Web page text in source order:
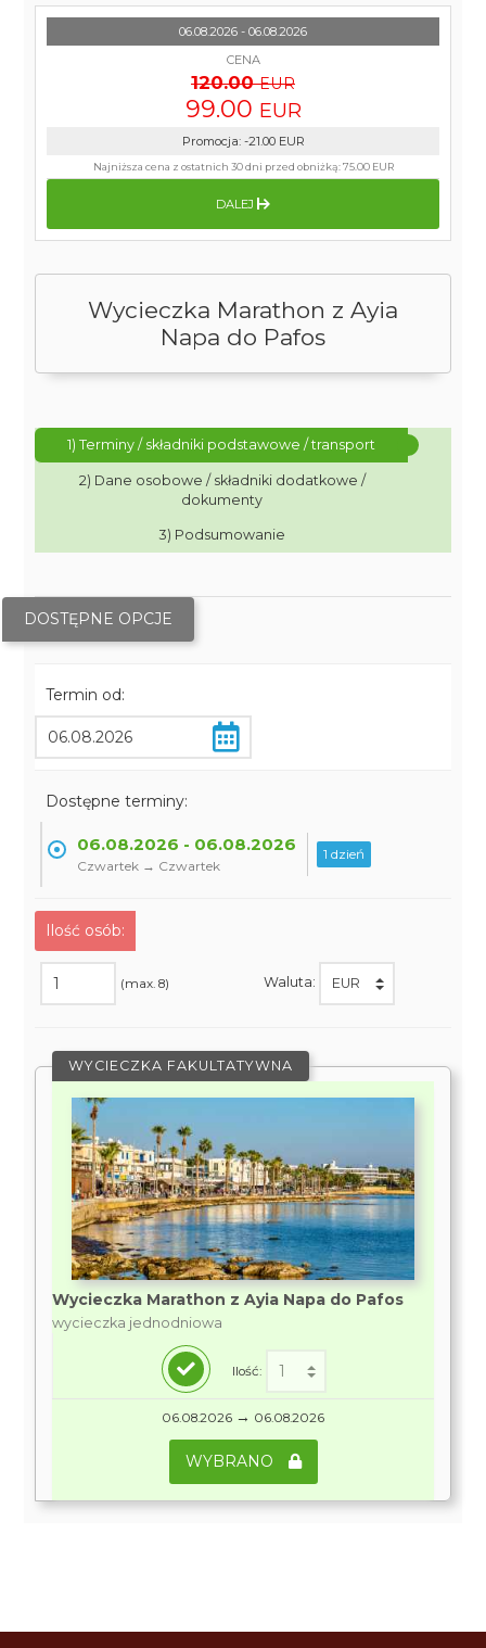
Wycieczka Marathon z Ayia
Napa do Pafos
1) Terminy / składniki podstawowe / transport
2) Dane osobowe / składniki dodatkowe /
dokumenty
3) Podsumowanie
DOSTĘPNE OPCJE
Termin od:
Dostępne terminy:
06.08.2026 - 06.08.2026
Czwartek → Czwartek
1 dzień
Ilość osób:
(max. 8) Waluta:
WYCIECZKA FAKULTATYWNA
Wycieczka Marathon z Ayia Napa do Pafos
wycieczka jednodniowa
Ilość:
06.08.2026 → 06.08.2026
WYBRANO
06.08.2026 - 06.08.2026
CENA
120.00 EUR
99.00 EUR
Promocja: -21.00 EUR
Najniższa cena z ostatnich 30 dni przed obniżką:75.00 EUR
DALEJ